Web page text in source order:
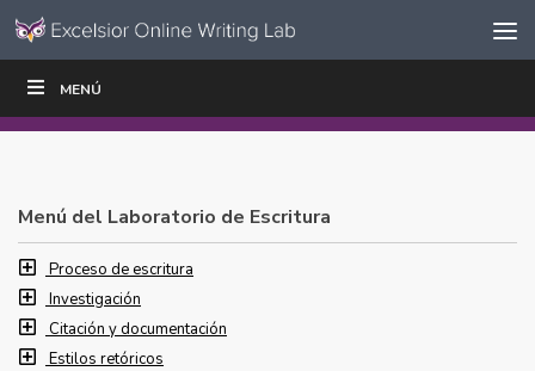
Ir al contenido
navegación
MENÚ
ESCRIBIR
Menú del Laboratorio de Escritura
Proceso de escritura
Investigación
Citación y documentación
Estilos retóricos